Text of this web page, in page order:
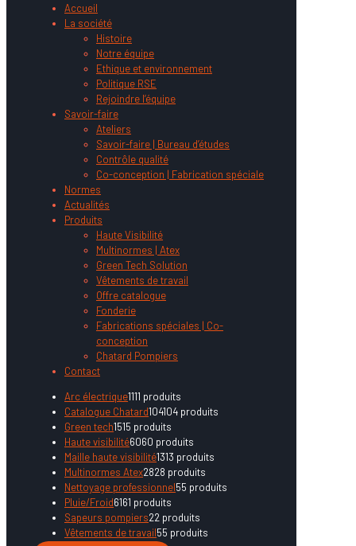
Accueil
La société
Histoire
Notre équipe
Ethique et environnement
Politique RSE
Rejoindre l’équipe
Savoir-faire
Ateliers
Savoir-faire | Bureau d’études
Contrôle qualité
Co-conception | Fabrication spéciale
Normes
Actualités
Produits
Haute Visibilité
Multinormes | Atex
Green Tech Solution
Vêtements de travail
Offre catalogue
Fonderie
Fabrications spéciales | Co-
conception
Chatard Pompiers
Contact
Arc électrique1111 produits
Catalogue Chatard104104 produits
Green tech1515 produits
Haute visibilité6060 produits
Maille haute visibilité1313 produits
Multinormes Atex2828 produits
Nettoyage professionnel55 produits
Pluie/Froid6161 produits
Sapeurs pompiers22 produits
Vêtements de travail55 produits